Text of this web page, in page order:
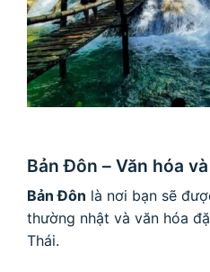
Bản Đôn – Văn hóa
Bản Đôn là nơi bạn sẽ
thường nhật và văn hóa
Thái.